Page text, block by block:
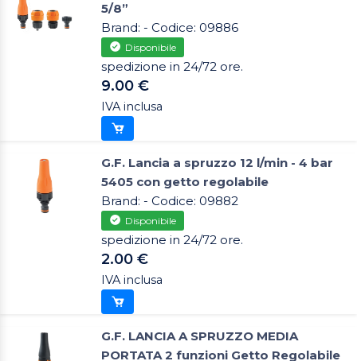
5/8”
Brand: - Codice: 09886
Disponibile
spedizione in 24/72 ore.
9.00 €
IVA inclusa
G.F. Lancia a spruzzo 12 l/min - 4 bar
5405 con getto regolabile
Brand: - Codice: 09882
Disponibile
spedizione in 24/72 ore.
2.00 €
IVA inclusa
G.F. LANCIA A SPRUZZO MEDIA
PORTATA 2 funzioni Getto Regolabile